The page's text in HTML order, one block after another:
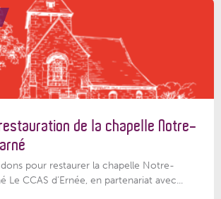
de la chapelle Notre-
pour restaurer la chapelle Notre-
Le CCAS d’Ernée, en partenariat avec...